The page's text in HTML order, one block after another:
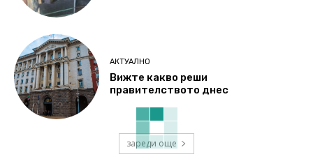
АКТУАЛНО
Вижте какво реши
правителството днес
зареди още